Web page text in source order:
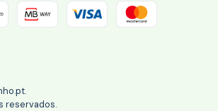
reservados.